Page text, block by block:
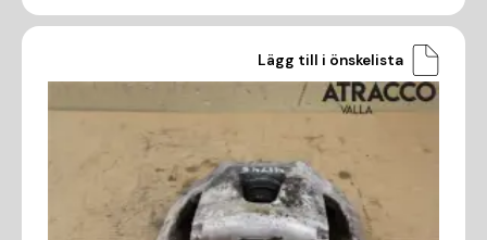
Lägg till i önskelista